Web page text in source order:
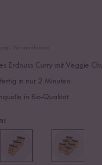
Erdnuss Curry mit Veggie
fertig in nur 2 Minuten
in Bio-Qualität